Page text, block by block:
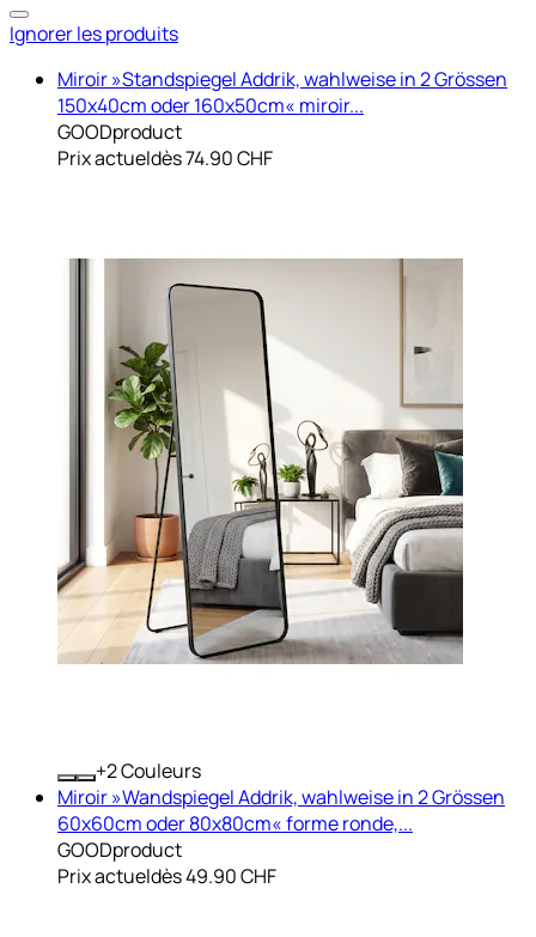
Ignorer les produits
Miroir »Standspiegel Addrik, wahlweise in 2 Grössen
150x40cm oder 160x50cm« miroir...
GOODproduct
Prix actueldès74.90 CHF
+ Couleurs
Miroir »Wandspiegel Addrik, wahlweise in 2 Grössen
60x60cm oder 80x80cm« forme ronde,...
GOODproduct
Prix actueldès49.90 CHF